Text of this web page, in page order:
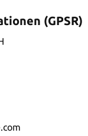
(GPSR)